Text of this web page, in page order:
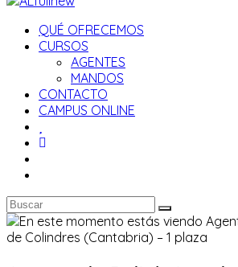
QUÉ OFRECEMOS
CURSOS
AGENTES
MANDOS
CONTACTO
CAMPUS ONLINE